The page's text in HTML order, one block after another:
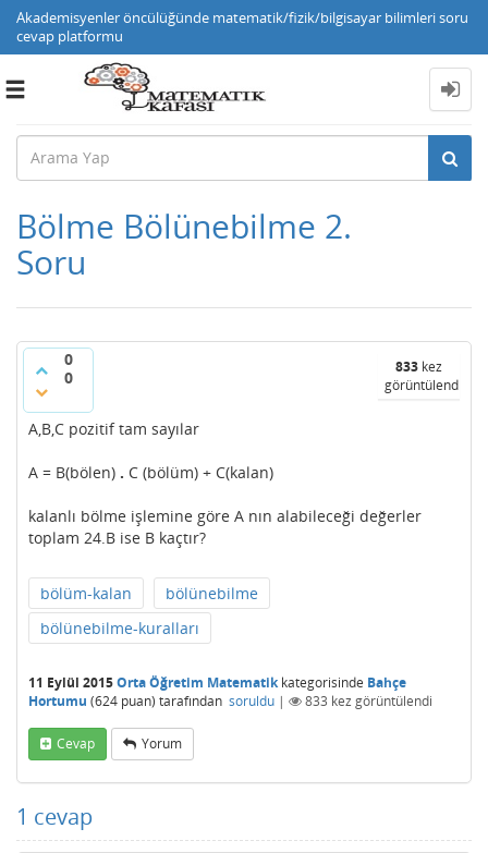
Akademisyenler öncülüğünde matematik/fizik/bilgisayar bilimleri soru
cevap platformu
Toggle
Bölme Bölünebilme 2.
Soru
0
0
833 kez
görüntülendi
A,B,C pozitif tam sayılar
A = B(bölen) . C (bölüm) + C(kalan)
kalanlı bölme işlemine göre A nın alabileceği değerler
toplam 24.B ise B kaçtır?
bölüm-kalan
bölünebilme
bölünebilme-kuralları
11 Eylül 2015Orta Öğretim Matematikkategorisinde Bahçe
Hortumu (624 puan) tarafından soruldu | 833 kez görüntülendi
Cevap Yorum
1 cevap